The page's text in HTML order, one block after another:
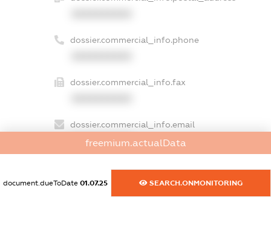
dossier.commercial_info.phone
dossier.commercial_info.fax
dossier.commercial_info.email
XXXXXXXXXX
XXXXXXXXXX
freemium.actualData
document.dueToDate 01.07.25 SEARCH.ONMONITORING